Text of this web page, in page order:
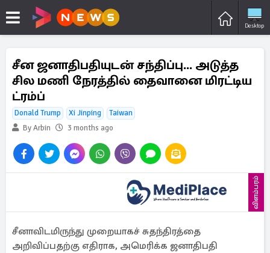
Desktop
சீன ஜனாதிபதியுடன் சந்திப்பு... அடுத்த
சில மணி நேரத்தில் தைவானை மிரட்டிய
ட்ரம்ப்
Donald Trump Xi Jinping
Taiwan
By Arbin
3 months ago
விளம்பரம்
சீனாவிடமிருந்து முறையாகச் சுதந்திரத்தை
அறிவிப்பதற்கு எதிராக, அமெரிக்க ஜனாதிபதி